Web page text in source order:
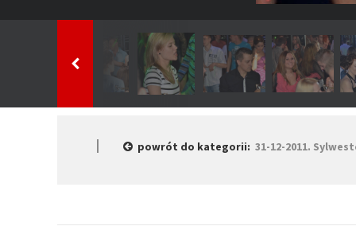
powrót do kategorii: 31-12-2011.